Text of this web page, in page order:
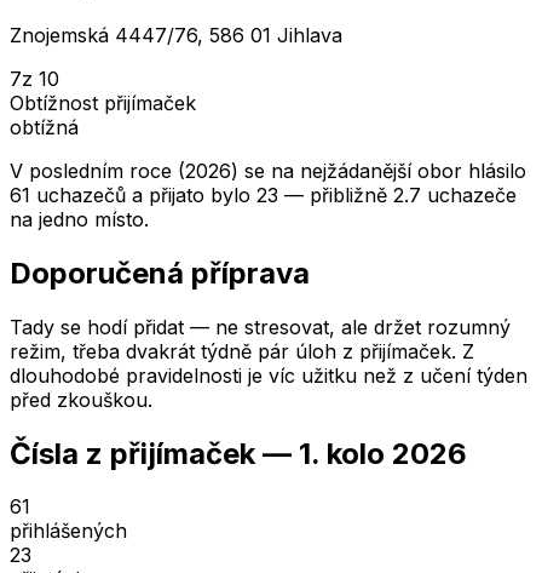
Znojemská 4447/76, 586 01 Jihlava
7z 10
Obtížnost přijímaček
obtížná
V posledním roce (2026) se na nejžádanější obor hlásilo
61 uchazečů a přijato bylo 23 — přibližně 2.7 uchazeče
na jedno místo.
Doporučená příprava
Tady se hodí přidat — ne stresovat, ale držet rozumný
režim, třeba dvakrát týdně pár úloh z přijímaček. Z
dlouhodobé pravidelnosti je víc užitku než z učení týden
před zkouškou.
Čísla z přijímaček — 1. kolo 2026
61
přihlášených
23